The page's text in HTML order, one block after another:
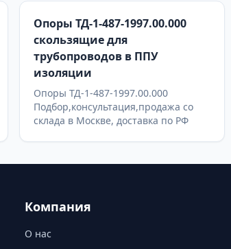
Опоры ТД-1-487-1997.00.000
скользящие для
трубопроводов в ППУ
изоляции
Опоры ТД-1-487-1997.00.000
Подбор,консультация,продажа со
склада в Москве, доставка по РФ
Компания
О нас